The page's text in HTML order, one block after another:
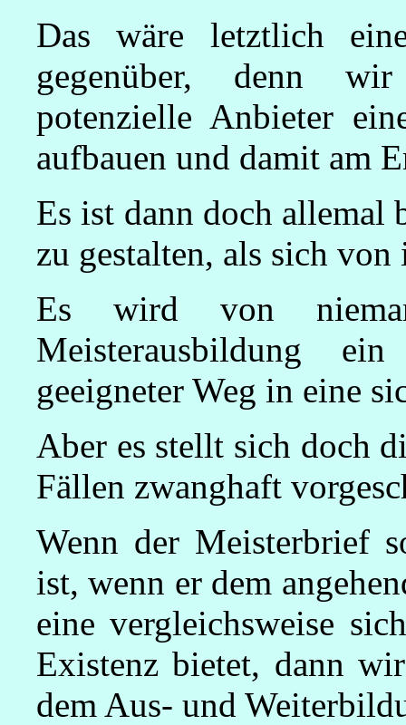
Das wäre letztlich
gegenüber, denn
potenzielle Anbieter
aufbauen und damit am
Es ist dann doch allemal
zu gestalten, als sich
Es wird von
Meisterausbildung
geeigneter Weg in eine
Aber es stellt sich doch
Fällen zwanghaft
Wenn der Meisterbrief
ist, wenn er dem
eine vergleichsweise
Existenz bietet, dann
dem Aus- und